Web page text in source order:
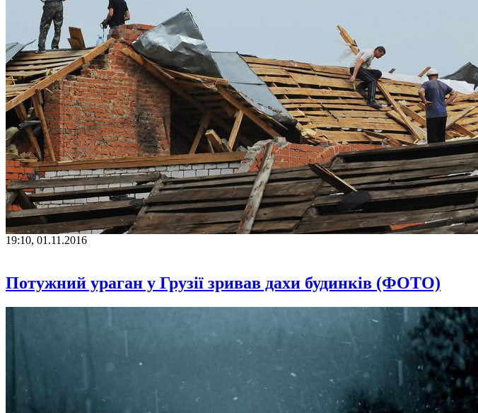
19:10, 01.11.2016
Потужний ураган у Грузії зривав дахи будинків (ФОТО)